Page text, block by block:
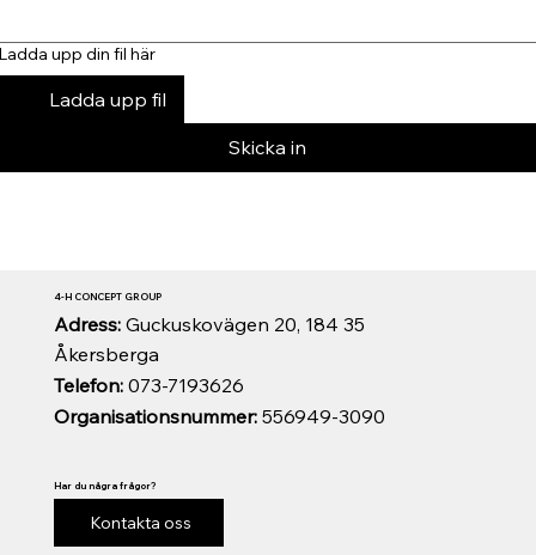
upp din fil här
Ladda upp fil
Skicka in
Organisationsnummer:556949-3090
Telefon:073-7193626
Adress: Guckuskovägen 20, 184 35
Åkersberga
4-H CONCEPT GROUP
Har du några frågor?
Kontakta oss